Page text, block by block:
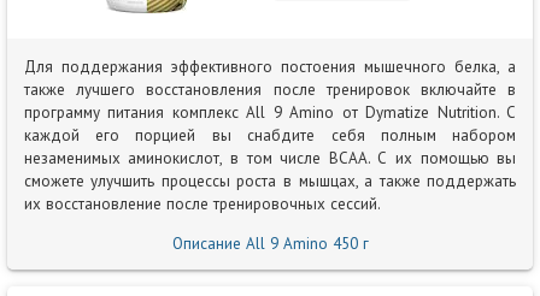
Для поддержания эффективного постоения мышечного белка, а
также лучшего восстановления после тренировок включайте в
программу питания комплекс All 9 Amino от Dymatize Nutrition. С
каждой его порцией вы снабдите себя полным набором
незаменимых аминокислот, в том числе BCAA. С их помощью вы
сможете улучшить процессы роста в мышцах, а также поддержать
их восстановление после тренировочных сессий.
Описание All 9 Amino 450 г